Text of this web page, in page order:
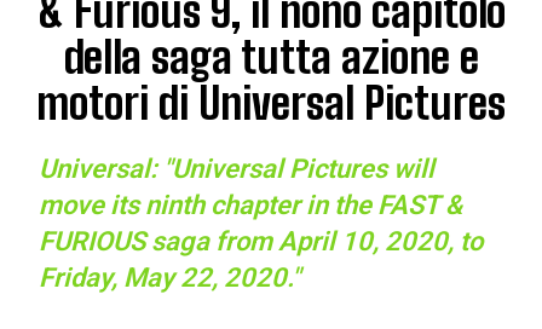
& Furious 9, il nono capitolo
della saga tutta azione e
motori di Universal Pictures
Universal: "Universal Pictures will
move its ninth chapter in the FAST &
FURIOUS saga from April 10, 2020, to
Friday, May 22, 2020."